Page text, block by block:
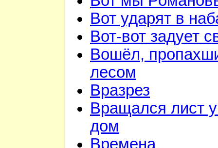
Вот ударят в
Вот-вот задует
Вошёл,
лесом
Вразрез
Вращался лист
дом
Времена